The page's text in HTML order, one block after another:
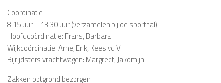
Coördinatie
8.15 uur – 13.30 uur (verzamelen bij de sporthal)
Hoofdcoördinatie: Frans, Barbara
Wijkcoördinatie: Arne, Erik, Kees vd V
Bijrijdsters vrachtwagen: Margreet, Jakomijn
Zakken potgrond bezorgen